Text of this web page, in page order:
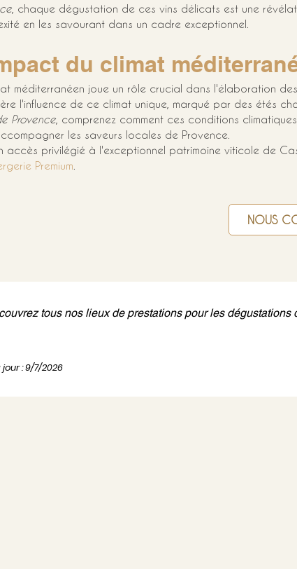
, chaque dégustation de ces vins délicats est une
en les savourant dans un cadre exceptionnel.
du climat
méditerranéen joue un rôle crucial dans l'élaboration
l'influence de ce climat unique, marqué par des étés
Provence , comprenez comment ces conditions
les saveurs locales de Provence.
accès privilégié à l'exceptionnel patrimoine viticole de
Premium
NOUS
tous nos lieux de prestations pour les dégustations
: 9/7/2026